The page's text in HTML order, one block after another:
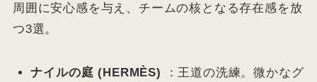
周囲に安心感を与え、チームの核となる存在感を放
つ3選。
ナイルの庭 (HERMÈS) ：王道の洗練。微かなグ